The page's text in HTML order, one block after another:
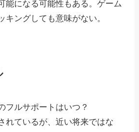
能になる可能性もある。ゲーム
キングしても意味がない。
フルサポートはいつ？
ているが、近い将来ではな